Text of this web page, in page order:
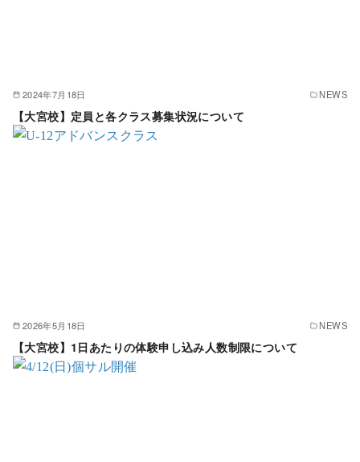
2024年7月18日 NEWS
【大宮校】定員と各クラス募集状況について
2026年5月18日 NEWS
【大宮校】1日あたりの体験申し込み人数制限について